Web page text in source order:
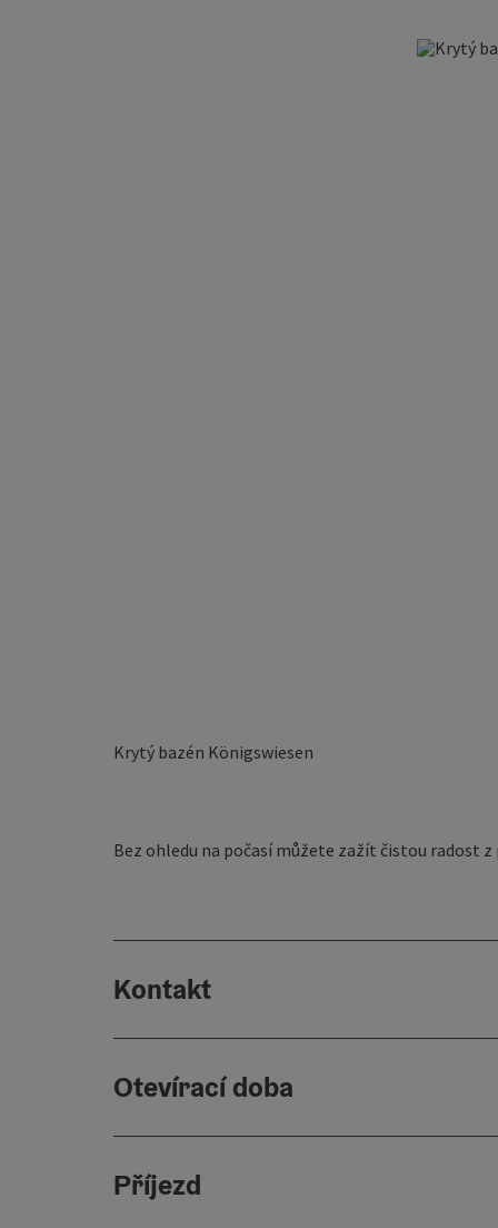
Krytý bazén Königswiesen
Bez ohledu na počasí můžete zažít čistou radost
Kontakt
Otevírací doba
Příjezd